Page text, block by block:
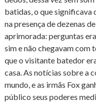
batidas, o que significava
na presença de dezenas
aprimorada: perguntas
sim e não chegavam
que o visitante batedor
casa. As notícias sobre a
mundo, e as irmãs Fox
público seus poderes